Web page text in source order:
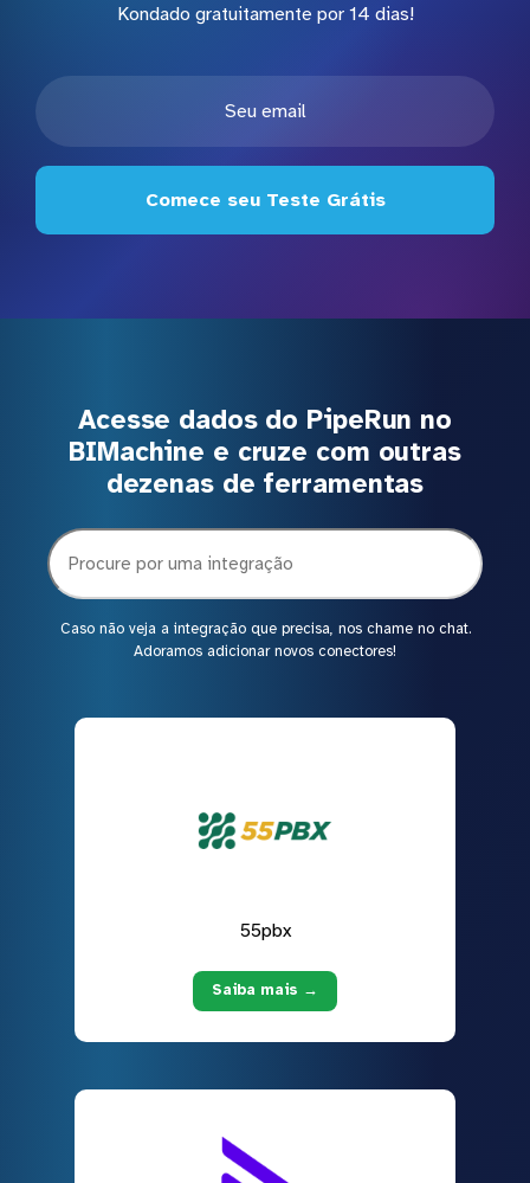
Kondado gratuitamente por 14 dias!
Comece seu Teste Grátis
Acesse dados do PipeRun no
BIMachine e cruze com outras
dezenas de ferramentas
Caso não veja a integração que precisa, nos chame no chat.
Adoramos adicionar novos conectores!
55pbx
Saiba mais →